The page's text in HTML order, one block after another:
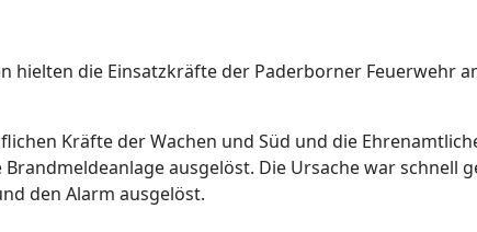
hielten die Einsatzkräfte der Paderborner Feuerwehr
Kräfte der Wachen und Süd und die
ausgelöst. Die Ursache war schnell
den Alarm ausgelöst.